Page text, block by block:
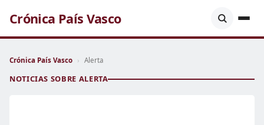
Crónica País Vasco
Crónica País Vasco › Alerta
NOTICIAS SOBRE ALERTA